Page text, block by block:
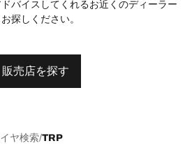
バイスしてくれるお近くのディーラー
お探しください。
販売店を探す
ヤ検索 TRP